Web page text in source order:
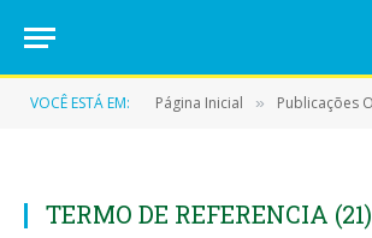
VOCÊ ESTÁ EM: Página Inicial » Publicações
TERMO DE REFERENCIA (21)